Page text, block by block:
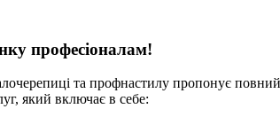
професіоналам!
та профнастилу пропонує
який включає в себе: